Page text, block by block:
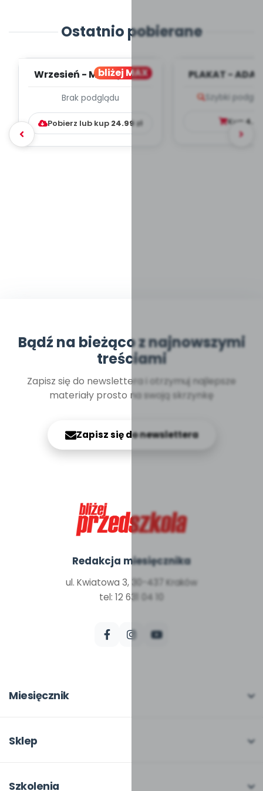
Ostatnio pobierane
bliżej MAX
Wrzesień - MIESIĘCZNY
WYCHOWAWCZO –
DYDAKTYC...
Brak podglądu
Pobierz lub kup 24.99zł
PLAKAT -
Szybki
Kup
Bądź na bieżąco z najnowszymi
treściami
Zapisz się do newslettera i otrzymuj najlepsze
materiały prosto na swoją skrzynkę
Zapisz się do newslettera
Redakcja miesięcznika
ul. Kwiatowa 3, 30-437 Kraków
tel: 12 631 04 10
Miesięcznik
W numerze
Pomoce dydaktyczne
Sklep
Moje zakupy
Szkolenia